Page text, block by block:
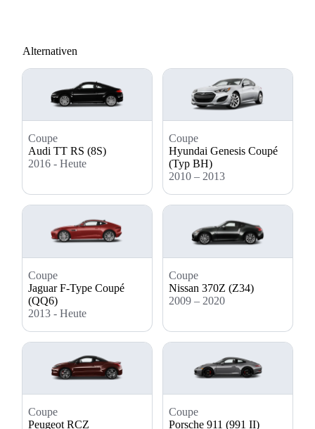
Alternativen
Coupe
Audi TT RS (8S)
2016 - Heute
Coupe
Hyundai Genesis Coupé
(Typ BH)
2010 – 2013
Coupe
Jaguar F-Type Coupé
(QQ6)
2013 - Heute
Coupe
Nissan 370Z (Z34)
2009 – 2020
Coupe
Peugeot RCZ
Coupe
Porsche 911 (991 II)